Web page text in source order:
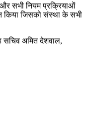
सभी नियम प्रक्रियाओं
किया जिसको संस्था के सभी
सचिव अमित देशवाल,